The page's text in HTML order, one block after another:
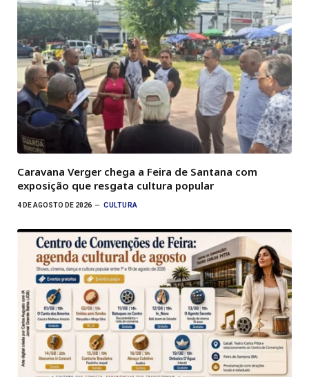
Caravana Verger chega a Feira de Santana com
exposição que resgata cultura popular
4 DE AGOSTO DE 2026 CULTURA